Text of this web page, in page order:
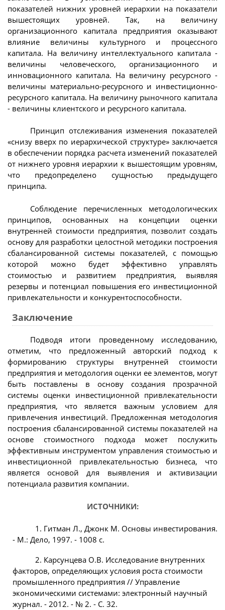
показателей нижних уровней иерархии на показатели
вышестоящих уровней. Так, на величину
организационного капитала предприятия оказывают
влияние величины культурного и процессного
капитала. На величину интеллектуального капитала -
величины человеческого, организационного и
инновационного капитала. На величину ресурсного -
величины материально-ресурсного и инвестиционно-
ресурсного капитала. На величину рыночного капитала
- величины клиентского и ресурсного капитала.
Принцип отслеживания изменения показателей
«снизу вверх по иерархической структуре» заключается
в обеспечении порядка расчета изменений показателей
от нижнего уровня иерархии к вышестоящим уровням,
что предопределено сущностью предыдущего
принципа.
Соблюдение перечисленных методологических
принципов, основанных на концепции оценки
внутренней стоимости предприятия, позволит создать
основу для разработки целостной методики построения
сбалансированной системы показателей, с помощью
которой можно будет эффективно управлять
стоимостью и развитием предприятия, выявляя
резервы и потенциал повышения его инвестиционной
привлекательности и конкурентоспособности.
Заключение
Подводя итоги проведенному исследованию,
отметим, что предложенный авторский подход к
формированию структуры внутренней стоимости
предприятия и методология оценки ее элементов, могут
быть поставлены в основу создания прозрачной
системы оценки инвестиционной привлекательности
предприятия, что является важным условием для
привлечения инвестиций. Предложенная методология
построения сбалансированной системы показателей на
основе стоимостного подхода может послужить
эффективным инструментом управления стоимостью и
инвестиционной привлекательностью бизнеса, что
является основой для выявления и активизации
потенциала развития компании.
ИСТОЧНИКИ:
1. Гитман Л., Джонк М. Основы инвестирования.
- М.: Дело, 1997. - 1008 с.
2. Карсунцева О.В. Исследование внутренних
факторов, определяющих условия роста стоимости
промышленного предприятия // Управление
экономическими системами: электронный научный
журнал. - 2012. - № 2. - С. 32.